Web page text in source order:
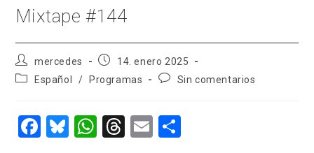
Mixtape #144
Autor
de
la
mercedes
Publicación
la
14. enero 2025
Categoría
entrada:
Español / Programas
Comentarios
entrada:
Sin comentarios
F
Bl W T
E